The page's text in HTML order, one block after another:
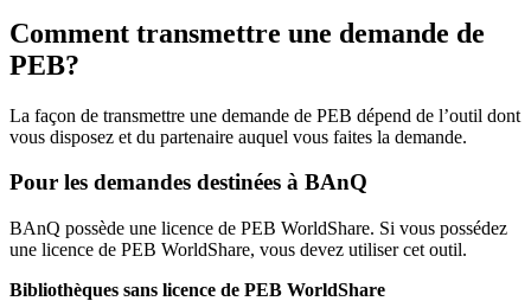
Comment transmettre une demande de
PEB?
La façon de transmettre une demande de PEB dépend de l’outil dont
vous disposez et du partenaire auquel vous faites la demande.
Pour les demandes destinées à BAnQ
BAnQ possède une licence de PEB WorldShare. Si vous possédez
une licence de PEB WorldShare, vous devez utiliser cet outil.
Bibliothèques sans licence de PEB WorldShare